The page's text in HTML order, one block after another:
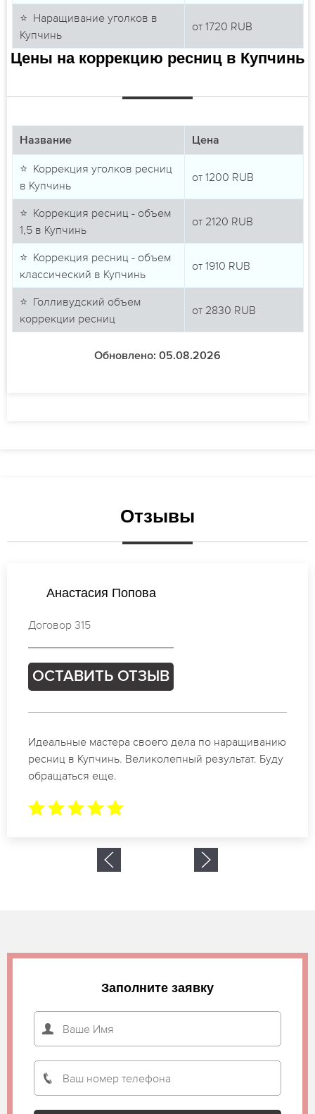
⭐ Наращивание уголков в
Купчинь
от 1720 RUB
Цены на коррекцию ресниц в Купчинь
Название Цена
⭐ Коррекция уголков ресниц
в Купчинь
от 1200 RUB
⭐ Коррекция ресниц - объем
1,5 в Купчинь
от 2120 RUB
⭐ Коррекция ресниц - объем
классический в Купчинь
от 1910 RUB
⭐ Голливудский объем
коррекции ресниц
от 2830 RUB
Обновлено: 05.08.2026
Отзывы
Виктория Кузнецова
Договор 299
ОСТАВИТЬ ОТЗЫВ
Спасибо огромное. Заказывала наращивание
ресниц в Купчинь для мероприятия. За 2 часа все
было готово.
Заполните заявку